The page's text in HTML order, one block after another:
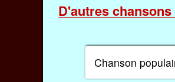
D'autres
Chanson